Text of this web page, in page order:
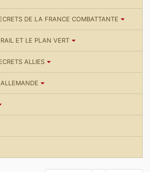
DE LA FRANCE COMBATTANTE
ET LE PLAN VERT
ALLIES